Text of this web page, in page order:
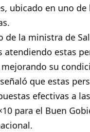
ubicado en uno
de la ministra de
atendiendo estas
su
que estas
efectivas a
para el Buen